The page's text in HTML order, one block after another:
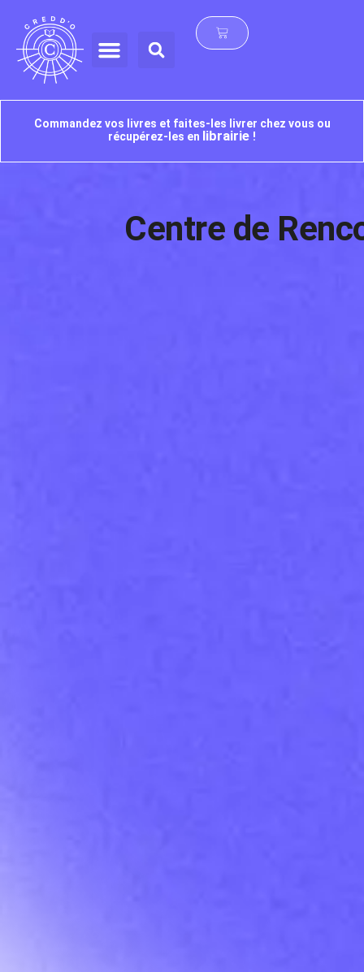
Commandez vos livres et faites-les livrer chez vous ou
récupérez-les en librairie !
Centre de